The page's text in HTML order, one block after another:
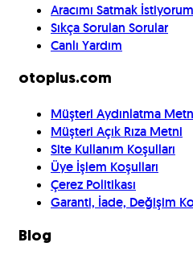
Aracımı Satmak İstiyorum
Sıkça Sorulan Sorular
Canlı Yardım
otoplus.com
Müşteri Aydınlatma
Müşteri Açık Rıza Metni
Site Kullanım Koşulları
Üye İşlem Koşulları
Çerez Politikası
Garanti, İade, Değişim
Blog